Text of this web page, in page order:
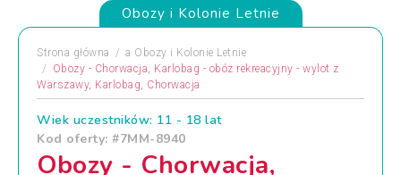
Obozy i Kolonie Letnie
Strona główna a Obozy i Kolonie Letnie
Obozy - Chorwacja, Karlobag - obóz rekreacyjny - wylot z
Warszawy, Karlobag, Chorwacja
Wiek uczestników: 11 - 18 lat
Kod oferty: #7MM-8940
Obozy - Chorwacja,